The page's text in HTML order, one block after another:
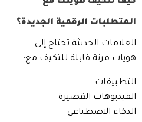
المتطلبات الرقمية الجديدة؟
العلامات الحديثة تحتاج إلى
هويات مرنة قابلة للتكيف مع:
التطبيقات
الفيديوهات القصيرة
الذكاء الاصطناعي